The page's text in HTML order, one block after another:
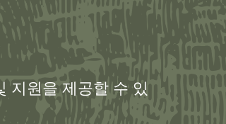
简体中文
繁体中文
한국어
عربي
ខ្មែរ
українська
Soomaali
지원을 제공할 수 있